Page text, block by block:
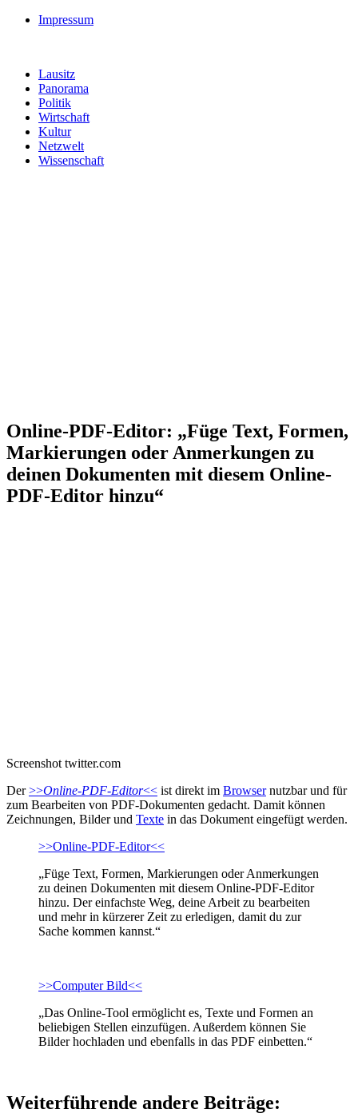
Impressum
Lausitz
Panorama
Politik
Wirtschaft
Kultur
Netzwelt
Wissenschaft
Online-PDF-Editor: „Füge Text, Formen,
Markierungen oder Anmerkungen zu
deinen Dokumenten mit diesem Online-
PDF-Editor hinzu“
Screenshot twitter.com
Der>>Online-PDF-Editor<< ist direkt im Browsernutzbar und für
zum Bearbeiten von PDF-Dokumenten gedacht. Damit können
Zeichnungen, Bilder und Texte in das Dokument eingefügt werden.
>>Online-PDF-Editor<<
„Füge Text, Formen, Markierungen oder Anmerkungen
zu deinen Dokumenten mit diesem Online-PDF-Editor
hinzu. Der einfachste Weg, deine Arbeit zu bearbeiten
und mehr in kürzerer Zeit zu erledigen, damit du zur
Sache kommen kannst.“
>>Computer Bild<<
„Das Online-Tool ermöglicht es, Texte und Formen an
beliebigen Stellen einzufügen. Außerdem können Sie
Bilder hochladen und ebenfalls in das PDF einbetten.“
Weiterführende andere Beiträge: